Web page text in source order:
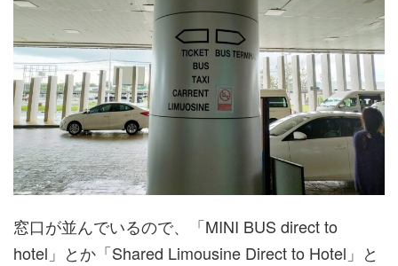
窓口が並んでいるので、「MINI BUS direct to
hotel」とか「Shared Limousine Direct to Hotel」と